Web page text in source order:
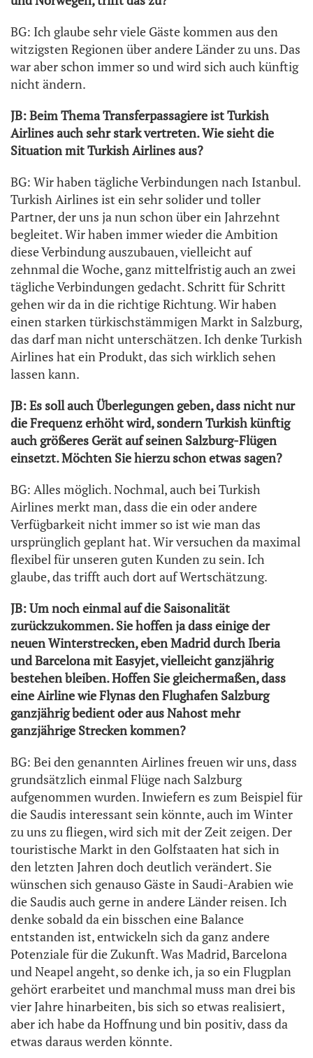
BG: Ich glaube sehr viele Gäste kommen aus den
witzigsten Regionen über andere Länder zu uns. Das
war aber schon immer so und wird sich auch künftig
nicht ändern.
JB: Beim Thema Transferpassagiere ist Turkish
Airlines auch sehr stark vertreten. Wie sieht die
Situation mit Turkish Airlines aus?
BG: Wir haben tägliche Verbindungen nach Istanbul.
Turkish Airlines ist ein sehr solider und toller
Partner, der uns ja nun schon über ein Jahrzehnt
begleitet. Wir haben immer wieder die Ambition
diese Verbindung auszubauen, vielleicht auf
zehnmal die Woche, ganz mittelfristig auch an zwei
tägliche Verbindungen gedacht. Schritt für Schritt
gehen wir da in die richtige Richtung. Wir haben
einen starken türkischstämmigen Markt in Salzburg,
das darf man nicht unterschätzen. Ich denke Turkish
Airlines hat ein Produkt, das sich wirklich sehen
lassen kann.
JB: Es soll auch Überlegungen geben, dass nicht nur
die Frequenz erhöht wird, sondern Turkish künftig
auch größeres Gerät auf seinen Salzburg-Flügen
einsetzt. Möchten Sie hierzu schon etwas sagen?
BG: Alles möglich. Nochmal, auch bei Turkish
Airlines merkt man, dass die ein oder andere
Verfügbarkeit nicht immer so ist wie man das
ursprünglich geplant hat. Wir versuchen da maximal
flexibel für unseren guten Kunden zu sein. Ich
glaube, das trifft auch dort auf Wertschätzung.
JB: Um noch einmal auf die Saisonalität
zurückzukommen. Sie hoffen ja dass einige der
neuen Winterstrecken, eben Madrid durch Iberia
und Barcelona mit Easyjet, vielleicht ganzjährig
bestehen bleiben. Hoffen Sie gleichermaßen, dass
eine Airline wie Flynas den Flughafen Salzburg
ganzjährig bedient oder aus Nahost mehr
ganzjährige Strecken kommen?
BG: Bei den genannten Airlines freuen wir uns, dass
grundsätzlich einmal Flüge nach Salzburg
aufgenommen wurden. Inwiefern es zum Beispiel für
die Saudis interessant sein könnte, auch im Winter
zu uns zu fliegen, wird sich mit der Zeit zeigen. Der
touristische Markt in den Golfstaaten hat sich in
den letzten Jahren doch deutlich verändert. Sie
wünschen sich genauso Gäste in Saudi-Arabien wie
die Saudis auch gerne in andere Länder reisen. Ich
denke sobald da ein bisschen eine Balance
entstanden ist, entwickeln sich da ganz andere
Potenziale für die Zukunft. Was Madrid, Barcelona
und Neapel angeht, so denke ich, ja so ein Flugplan
gehört erarbeitet und manchmal muss man drei bis
vier Jahre hinarbeiten, bis sich so etwas realisiert,
aber ich habe da Hoffnung und bin positiv, dass da
etwas daraus werden könnte.